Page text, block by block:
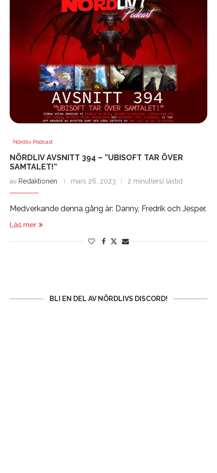
Nördliv Podcast
NÖRDLIV AVSNITT 394 – ”UBISOFT TAR ÖVER
SAMTALET!”
av Redaktionen mars 26, 2023 2 minut(ers) lästid
Medverkande denna gång är: Danny, Fredrik och Jesper.
Läs mer
BLI EN DEL AV NÖRDLIVS DISCORD!